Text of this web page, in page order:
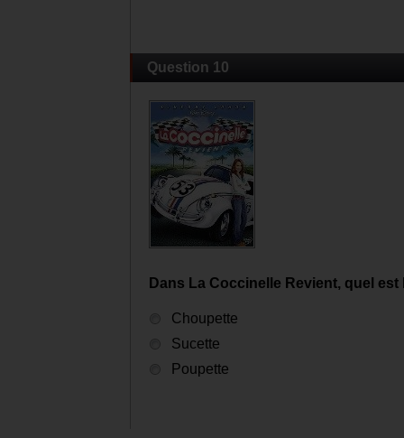
Question 10
Dans La Coccinelle Revient, quel
Choupette
Sucette
Poupette